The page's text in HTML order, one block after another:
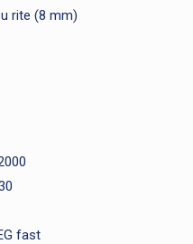
rite (8 mm)
fast